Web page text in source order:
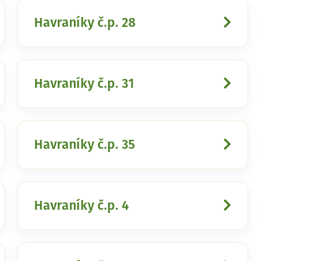
Havraníky č.p. 28
Havraníky č.p. 31
Havraníky č.p. 35
Havraníky č.p. 4